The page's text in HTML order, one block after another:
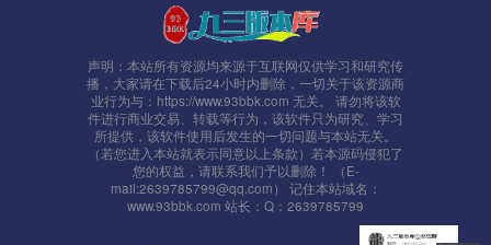
声明：本站所有资源均来源于互联网仅供学习和研究传
播，大家请在下载后24小时内删除，一切关于该资源商
业行为与：https://www.93bbk.com 无关。 请勿将该软
件进行商业交易、转载等行为，该软件只为研究、学习
所提供，该软件使用后发生的一切问题与本站无关。
（若您进入本站就表示同意以上条款）若本源码侵犯了
您的权益，请联系我们予以删除！ （E-
mail:2639785799@qq.com） 记住本站域名：
www.93bbk.com 站长：Q：2639785799